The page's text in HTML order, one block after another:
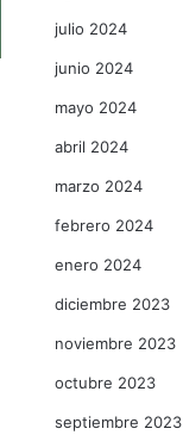
julio 2024
junio 2024
mayo 2024
abril 2024
marzo 2024
febrero 2024
enero 2024
diciembre 2023
noviembre 2023
octubre 2023
septiembre 2023